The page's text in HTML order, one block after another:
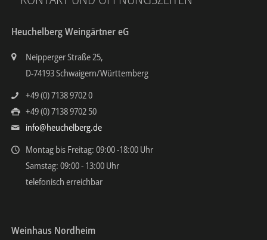
Heuchelberg Weingärtner eG
Neipperger Straße 25,
D-74193 Schwaigern/Württemberg
+49 (0) 7138 9702 0
+49 (0) 7138 9702 50
info@heuchelberg.de
Montag bis Freitag: 09:00 -18:00 Uhr
Samstag: 09:00 - 13:00 Uhr
telefonisch erreichbar
Weinhaus Nordheim